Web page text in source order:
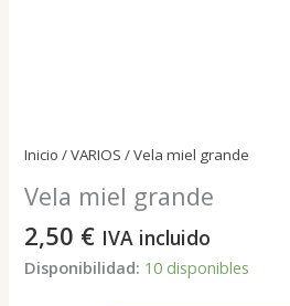
Inicio /VARIOS / Vela miel grande
Vela miel grande
2,50 € IVA incluido
Disponibilidad: 10 disponibles